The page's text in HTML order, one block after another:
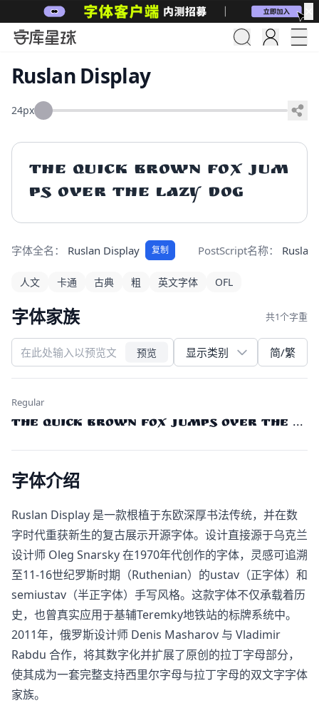
Ruslan Display
24px
The quick brown fox jum
ps over the lazy dog
字体全名： Ruslan Display 复制 PostScript名称： Ruslan
人文 卡通 古典 粗 英文字体 OFL
字体家族 共1个字重
预览 简/繁
Regular
The quick brown fox jumps over the
字体介绍
Ruslan Display​ 是一款根植于东欧深厚书法传统，并在数
字时代重获新生的复古展示开源字体。设计直接源于乌克兰
设计师 Oleg Snarsky 在1970年代创作的字体，灵感可追溯
至11-16世纪罗斯时期（Ruthenian）的ustav（正字体）和
semiustav（半正字体）​手写风格。这款字体不仅承载着历
史，也曾真实应用于基辅Teremky地铁站的标牌系统中。
2011年，俄罗斯设计师 Denis Masharov 与 Vladimir
Rabdu 合作，将其数字化并扩展了原创的拉丁字母部分，
使其成为一套完整支持西里尔字母与拉丁字母的双文字字体
家族。